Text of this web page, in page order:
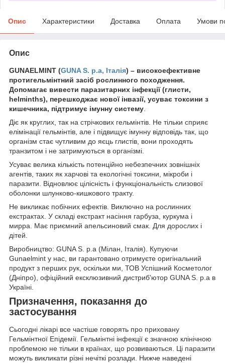
Опис Характеристики Доставка Оплата Умови
Опис
GUNAELMINT (GUNA S. p.a, Італія) – високоефективне
протигельмінтний засіб рослинного походження.
Допомагає вивести паразитарних інфекції (глисти,
helminths), перешкоджає нової інвазії, усуває токсини з
кишечника, підтримує імунну систему
Діє як круглих, так на стрічкових гельмінтів. Не тільки сприяє
елімінації гельмінтів, але і підвищує імунну відповідь так, що
організм стає чутливим до яєць глистів, вони проходять
транзитом і не затримуються в організмі.
Усуває велика кількість потенційно небезпечних зовнішніх
агентів, таких як харчові та екологічні токсини, мікроби і
паразити. Відновлює цілісність і функціональність слизової
оболонки шлунково-кишкового тракту.
Не викликає побічних ефектів. Виключно на рослинних
екстрактах. У складі екстракт насіння гарбуза, куркума і
мирра. Має приємний апельсиновий смак. Для дорослих і
дітей.
Виробництво: GUNA S. p.a (Мілан, Італія). Купуючи
Gunaelmint у нас, ви гарантовано отримуєте оригінальний
продукт з перших рук, оскільки ми, ТОВ Успішний Косметолог
(Дніпро), офіційний ексклюзивний дистриб'ютор GUNA S. p.a в
Україні.
Призначення, показання до
застосування
Сьогодні лікарі все частіше говорять про приховану
Гельмінтної Епідемії. Гельмінтні інфекції є значною клінічною
проблемою не тільки в країнах, що розвиваються. Ці паразити
можуть викликати різні нечіткі розлади. Нижче наведені